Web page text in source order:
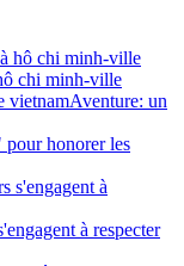
chi minh-ville
Aventure: un
honorer les
à respecter